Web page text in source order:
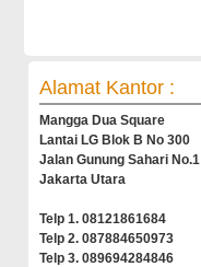
Alamat Kantor :
Mangga Dua Square
Lantai LG Blok B No 300
Jalan Gunung Sahari No.1
Jakarta Utara
Telp 1. 08121861684
Telp 2. 087884650973
Telp 3. 089694284846